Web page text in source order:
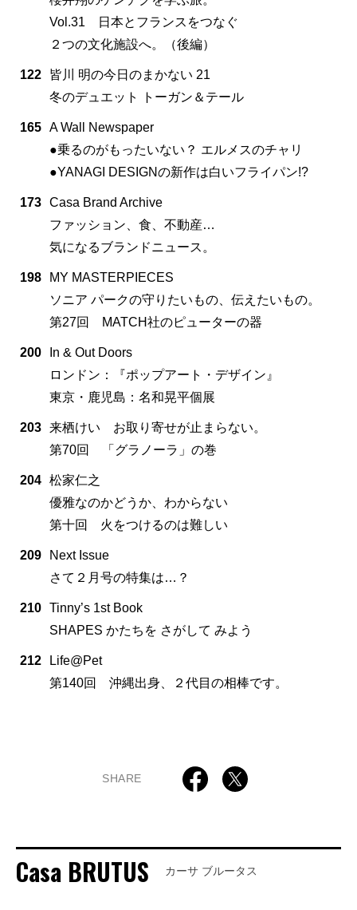
Vol.31 日本とフランスをつなぐ
２つの文化施設へ。（後編）
122
皆川 明の今日のまかない 21
冬のデュエット トーガン＆テール
165 A Wall Newspaper
●乗るのがもったいない？ エルメスのチャリ
●YANAGI DESIGNの新作は白いフライパン!?
173 Casa Brand Archive
ファッション、食、不動産…
気になるブランドニュース。
198
MY MASTERPIECES
ソニア パークの守りたいもの、伝えたいもの。
第27回 MATCH社のピューターの器
200
In & Out Doors
ロンドン：『ポップアート・デザイン』
東京・鹿児島：名和晃平個展
203 来栖けい お取り寄せが止まらない。
第70回 「グラノーラ」の巻
204 松家仁之
優雅なのかどうか、わからない
第十回 火をつけるのは難しい
209
Next Issue
さて２月号の特集は…？
210 Tinny’s 1st Book
SHAPES かたちを さがして みよう
212
Life@Pet
第140回 沖縄出身、２代目の相棒です。
SHARE
Casa BRUTUS カーサ ブルータス